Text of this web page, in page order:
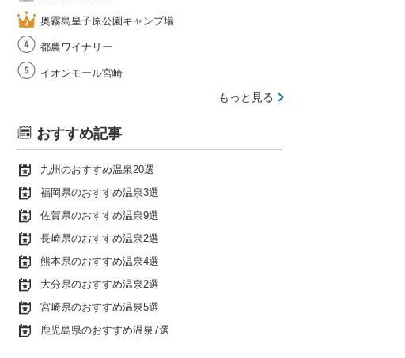
奥霧島皇子原公園キャンプ場
都農ワイナリー
イオンモール宮崎
もっと見る
おすすめ記事
九州のおすすめ温泉20選
福岡県のおすすめ温泉3選
佐賀県のおすすめ温泉9選
長崎県のおすすめ温泉2選
熊本県のおすすめ温泉4選
大分県のおすすめ温泉2選
宮崎県のおすすめ温泉5選
鹿児島県のおすすめ温泉7選